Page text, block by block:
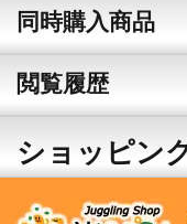
同時購入商品
閲覧履歴
ショッピン